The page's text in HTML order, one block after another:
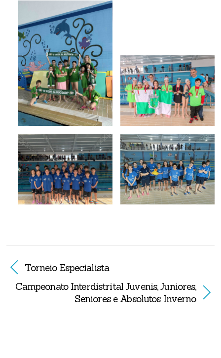
Torneio Especialista
Campeonato Interdistrital Juvenis, Juniores,
Seniores e Absolutos Inverno